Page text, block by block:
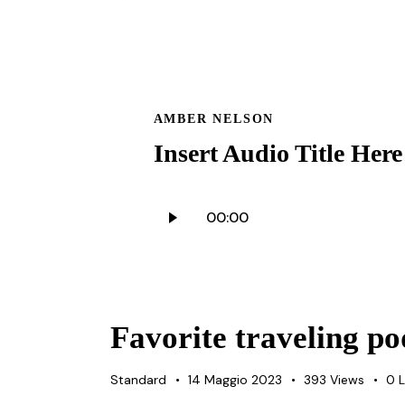
AMBER NELSON
Insert Audio Title Here
Player
00:00
Favorite traveling
Standard 14 Maggio 2023 393 Views 0